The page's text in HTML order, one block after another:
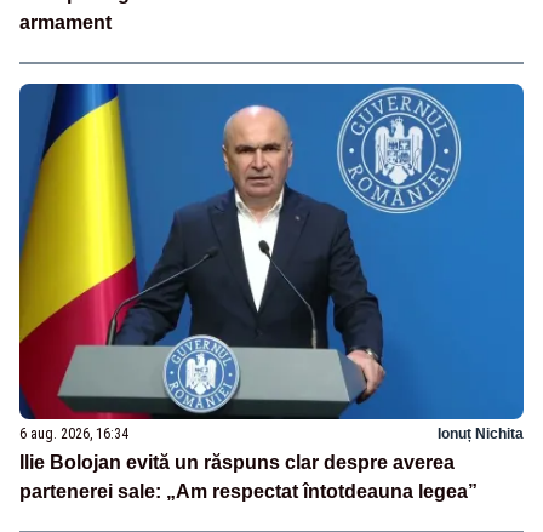
armament
6 aug. 2026, 16:34 Ionuț Nichita
Ilie Bolojan evită un răspuns clar despre averea
partenerei sale: „Am respectat întotdeauna legea”